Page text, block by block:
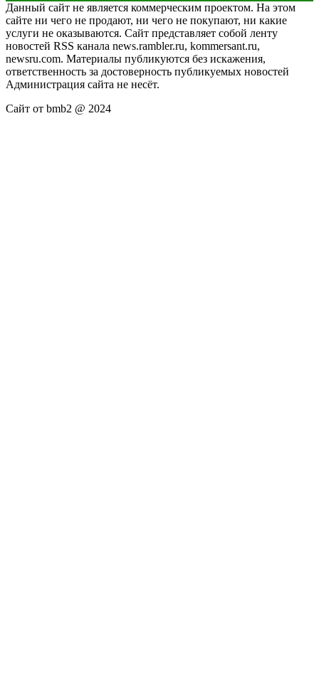
Данный сайт не является коммерческим проектом. На этом
сайте ни чего не продают, ни чего не покупают, ни какие
услуги не оказываются. Сайт представляет собой ленту
новостей RSS канала news.rambler.ru, kommersant.ru,
newsru.com. Материалы публикуются без искажения,
ответственность за достоверность публикуемых новостей
Администрация сайта не несёт.
Сайт от bmb2 @ 2024